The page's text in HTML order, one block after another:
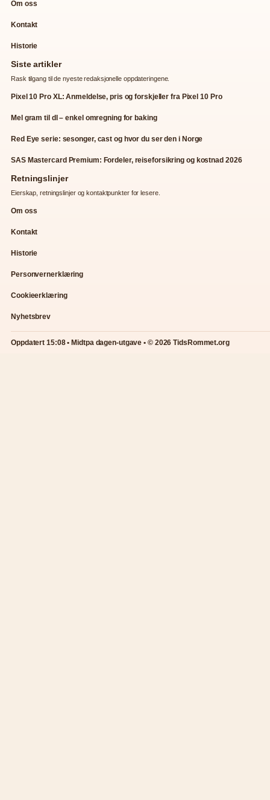
Om oss
Kontakt
Historie
Siste artikler
Rask tilgang til de nyeste redaksjonelle oppdateringene.
Pixel 10 Pro XL: Anmeldelse, pris og forskjeller fra Pixel 10 Pro
Mel gram til dl – enkel omregning for baking
Red Eye serie: sesonger, cast og hvor du ser den i Norge
SAS Mastercard Premium: Fordeler, reiseforsikring og kostnad 2026
Retningslinjer
Eierskap, retningslinjer og kontaktpunkter for lesere.
Om oss
Kontakt
Historie
Personvernerklæring
Cookieerklæring
Nyhetsbrev
Oppdatert 15:08 • Midtpa dagen-utgave • © 2026 TidsRommet.org